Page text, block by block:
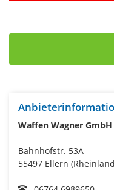
Waffen Wagner GmbH
Bahnhofstr. 53A
55497 Ellern